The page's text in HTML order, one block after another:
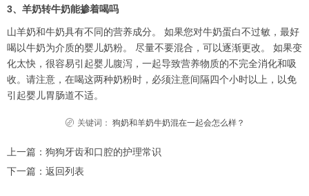
3、羊奶转牛奶能掺着喝吗
山羊奶和牛奶具有不同的营养成分。 如果您对牛奶蛋白不过敏，最好
喝以牛奶为介质的婴儿奶粉。 尽量不要混合，可以逐渐更改。 如果变
化太快，很容易引起婴儿腹泻，一起导致营养物质的不完全消化和吸
收。请注意，在喝这两种奶粉时，必须注意间隔四个小时以上，以免
引起婴儿胃肠道不适。
关键词： 狗奶和羊奶牛奶混在一起会怎么样？
上一篇： 狗狗牙齿和口腔的护理常识
下一篇： 返回列表